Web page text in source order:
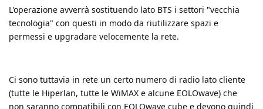
L'operazione avverrà sostituendo lato BTS i settori "vecchia
tecnologia" con questi in modo da riutilizzare spazi e
permessi e upgradare velocemente la rete.
Ci sono tuttavia in rete un certo numero di radio lato cliente
(tutte le Hiperlan, tutte le WiMAX e alcune EOLOwave) che
non saranno compatibili con EOLOwave cube e devono quindi